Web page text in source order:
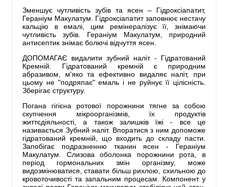
Зменшує чутливість зубів та ясен – Гідроксіапатит,
Гераніум Макулатум. Гідроксіапатит заповнює нестачу
кальцію в емалі, цим ремінералізує її, знімаючи
чутливість зубів. Гераніум Макулатум, природний
антисептик знімає болючі відчуття ясен.
ДОПОМАГАЄ видалити зубний наліт - Гідратований
Кремній. Гідратований кремній є природним
абразивом, м'яко та ефективно видаляє наліт, при
цьому не "подряпає" емаль і не руйнує її цілісність.
Зберігає структуру.
Погана гігієна ротової порожнини тягне за собою
скупчення мікроорганізмів, їх продуктів
життєдіяльності, а також залишків їжі - все це
називається Зубний наліт. Впоратися з ним допоможе
гідратований кремній, що входить до складу пасти.
Запобігає подразненню тканин ясен - Гераніум
Макулатум. Слизова оболонка порожнини рота, в
період гормональних змін організму, може
видозмінюватися, ставати більш рихлою, схильною до
кровоточивості та запальним процесам. Компонент у